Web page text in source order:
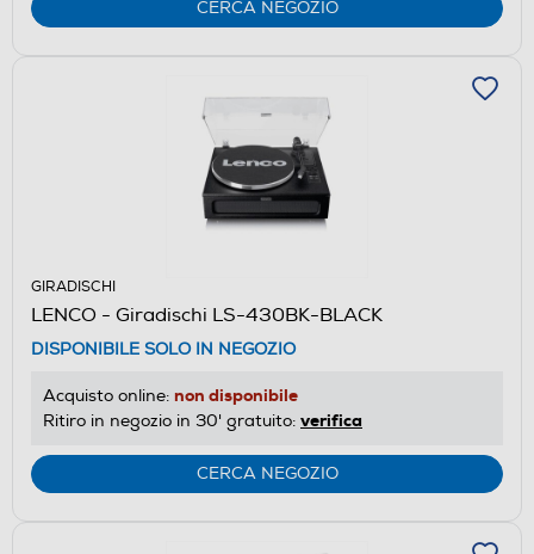
CERCA NEGOZIO
GIRADISCHI
LENCO - Giradischi LS-430BK-BLACK
DISPONIBILE SOLO IN NEGOZIO
Acquisto online: non disponibile
Ritiro in negozio in 30' gratuito: verifica
CERCA NEGOZIO